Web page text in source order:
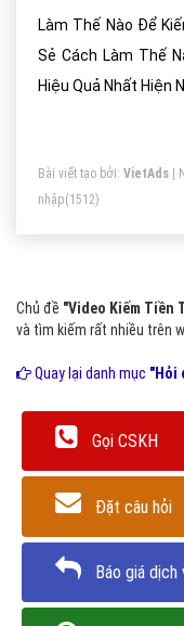
Làm Thế Nào Để
Sẻ Cách Làm Thế
Hiệu Quả Nhất Hiện
Bài viết tạo bởi: VietAds |
nhập(1512)
Chủ đề "Video Kiếm Tiền
và tìm kiếm rất nhiều trên
Quay lại danh mục "Hỏi
Gọi CSKH
Đặt câu hỏi
Báo giá dịch